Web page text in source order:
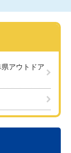
アウトドア